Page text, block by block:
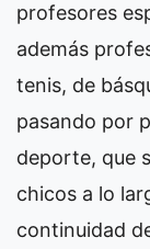
profesores
además
tenis, de
pasando por
deporte, que
chicos a lo
continuidad